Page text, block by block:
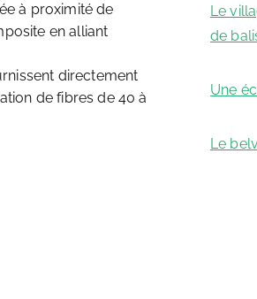
à proximité de
en alliant
directement
de fibres de 40 à
Le
de
Une
Le